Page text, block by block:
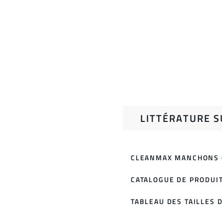
LITTÉRATURE
CLEANMAX
CATALOGUE DE
TABLEAU DES TAILLES